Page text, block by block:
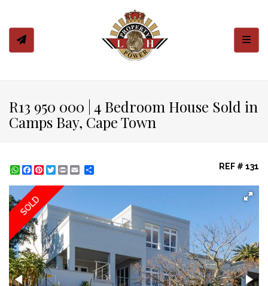
R13 950 000 | 4 Bedroom House Sold in
Camps Bay, Cape Town
WhatsApp
Facebook
Pinterest
Twitter
Print REF # 131
SOLD